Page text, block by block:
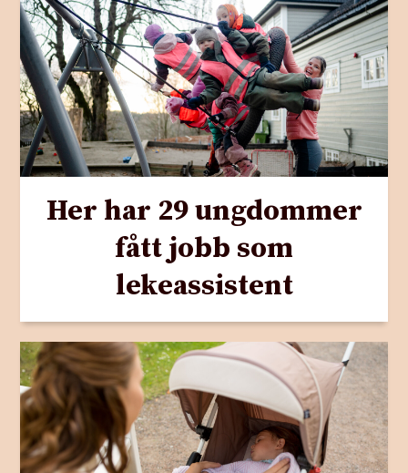
Her har 29 ungdommer
fått jobb som
lekeassistent